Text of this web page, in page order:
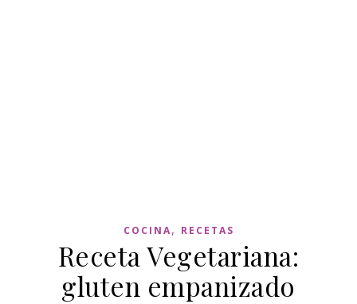
COCINA, RECETAS
Receta Vegetariana:
gluten empanizado